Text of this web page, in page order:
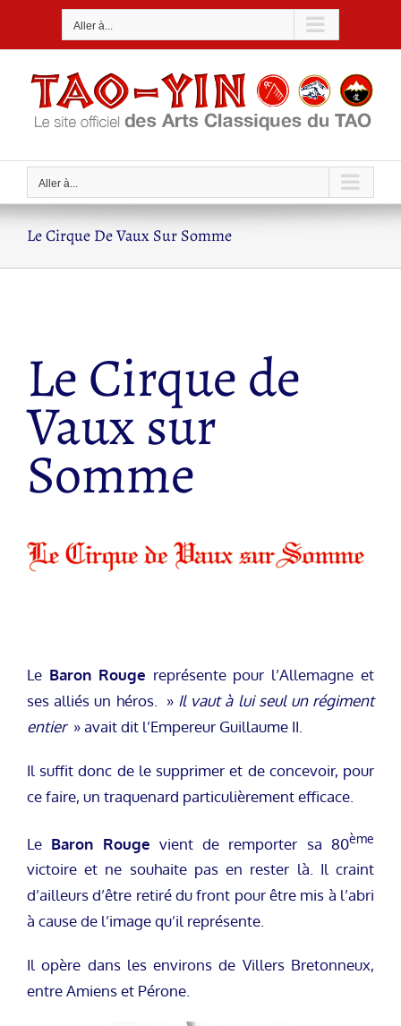
Aller à...
Aller à...
Le Cirque De Vaux Sur Somme
Le Cirque de
Vaux sur
Somme
Le Baron Rouge représente pour l’Allemagne et
ses alliés un héros. » Il vaut à lui seul un régiment
entier» avait dit l’Empereur Guillaume II.
Il suffit donc de le supprimer et de concevoir, pour
ce faire, un traquenard particulièrement efficace.
Le Baron Rouge vient de remporter sa 80ème
victoire et ne souhaite pas en rester là. Il craint
d’ailleurs d’être retiré du front pour être mis à l’abri
à cause de l’image qu’il représente.
Il opère dans les environs de Villers Bretonneux,
entre Amiens et Pérone.